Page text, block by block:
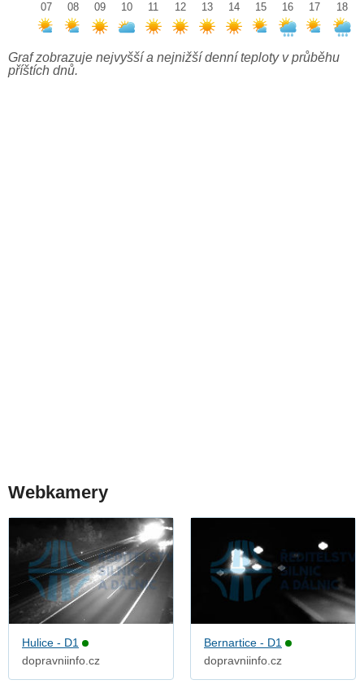
07
08
09
10
11
12
13
14
15
16
17
18
Graf zobrazuje nejvyšší a nejnižší denní teploty v průběhu
příštích dnů.
Webkamery
Hulice - D1
dopravniinfo.cz
Bernartice - D1
dopravniinfo.cz